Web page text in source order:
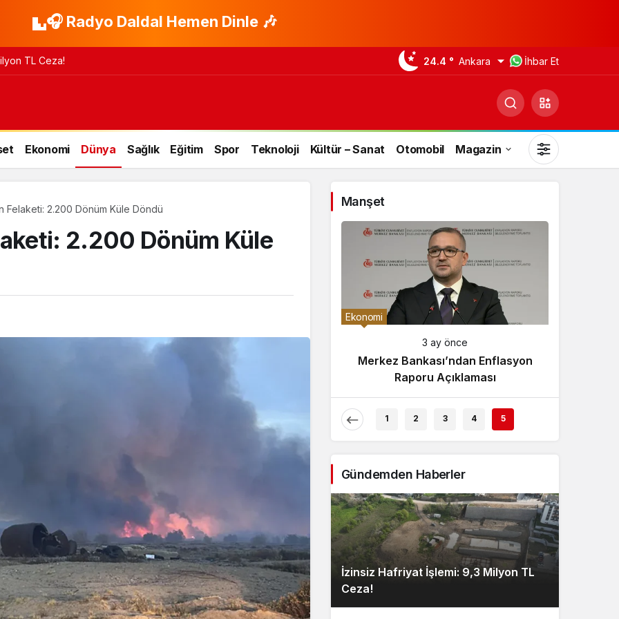
🎧 Radyo Daldal Hemen Dinle 🎶
TL Ceza! 24.4 ° Ankara İhbar Et
Ekonomi Dünya Sağlık Eğitim Spor Teknoloji Kültür – Sanat Otomobil Magazin
Gündüz Modu
Gündüz modunu seçin.
Gece Modu
Gece modunu seçin.
Sistem Modu
Sistem modunu seçin.
Felaketi: 2.200 Dönüm Küle Döndü
2.200 Dönüm Küle
Manşet
Ekonomi
3 ay önce
Merkez Bankası’ndan Enflasyon
Raporu Açıklaması
1 2 3 4 5
Gündemden Haberler
İzinsiz Hafriyat İşlemi: 9,3 Milyon TL
Ceza!